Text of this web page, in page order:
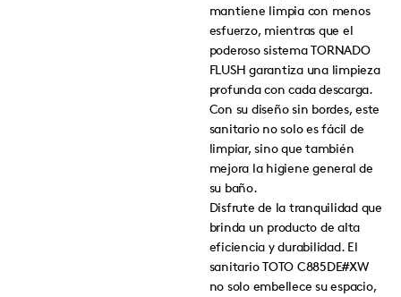
mantiene limpia con menos
esfuerzo, mientras que el
poderoso sistema TORNADO
FLUSH garantiza una limpieza
profunda con cada descarga.
Con su diseño sin bordes, este
sanitario no solo es fácil de
limpiar, sino que también
mejora la higiene general de
su baño.
Disfrute de la tranquilidad que
brinda un producto de alta
eficiencia y durabilidad. El
sanitario TOTO C885DE#XW
no solo embellece su espacio,